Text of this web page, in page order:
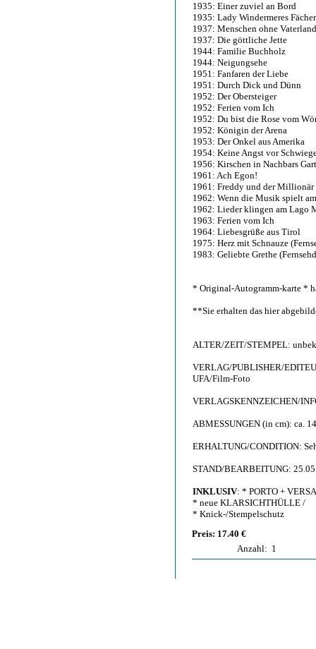
1935: Einer zuviel an Bord
1935: Lady Windermeres Fächer
1937: Menschen ohne Vaterland
1937: Die göttliche Jette
1944: Familie Buchholz
1944: Neigungsehe
1951: Fanfaren der Liebe
1951: Durch Dick und Dünn
1952: Der Obersteiger
1952: Ferien vom Ich
1952: Du bist die Rose vom
1952: Königin der Arena
1953: Der Onkel aus Amerika
1954: Keine Angst vor
1956: Kirschen in Nachbars
1961: Ach Egon!
1961: Freddy und der Millionär
1962: Wenn die Musik spielt
1962: Lieder klingen am Lago
1963: Ferien vom Ich
1964: Liebesgrüße aus Tirol
1975: Herz mit Schnauze
1983: Geliebte Grethe
* Original-Autogramm-karte *
**Sie erhalten das hier
ALTER/ZEIT/STEMPEL:
VERLAG/PUBLISHER/
UFA/Film-Foto
VERLAGSKENNZEICHEN/
ABMESSUNGEN (in cm): ca.
ERHALTUNG/CONDITION:
STAND/BEARBEITUNG:
INKLUSIV: * PORTO +
* neue KLARSICHTHÜLLE /
* Knick-/Stempelschutz
Preis: 17.40 €
Anzahl: 1